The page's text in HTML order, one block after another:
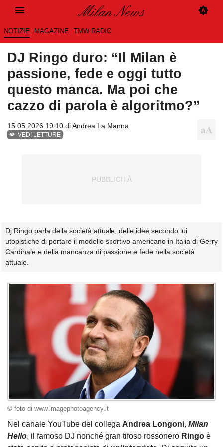
NOTIZIE MAGAZINE TMW RADIO
DJ Ringo duro: “Il Milan è
passione, fede e oggi tutto
questo manca. Ma poi che
cazzo di parola è algoritmo?”
15.05.2026 19:10 diAndrea La Manna
VEDI LETTURE
Dj Ringo parla della società attuale, delle idee secondo lui
utopistiche di portare il modello sportivo americano in Italia di Gerry
Cardinale e della mancanza di passione e fede nella società
attuale.
© foto di www.imagephotoagency.it
Nel canale YouTube del collega Andrea Longoni, Milan
Hello, il famoso DJ nonché gran tifoso rossonero Ringo è